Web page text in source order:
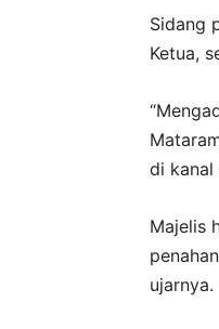
Sidang
Ketua,
di kanal
Majelis
ujarnya.